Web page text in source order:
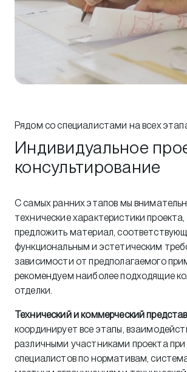
Рядом со специалистами на всех
Индивидуальное
консультирование
С самых ранних этапов мы
технические характеристики
предложить материал,
функциональным и эстетическим
зависимости от предполагаемого
рекомендуем наиболее подходящие
отделки.
Технический и коммерческий
координирует все этапы,
различными участниками проекта
специалистов по нормативам,